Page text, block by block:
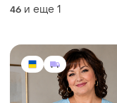
46 и еще 1